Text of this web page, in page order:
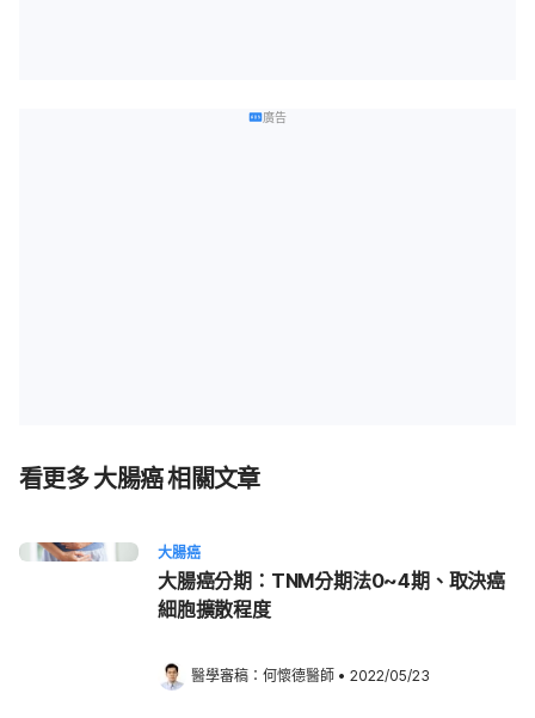
廣告
看更多 大腸癌 相關文章
大腸癌
大腸癌分期：TNM分期法0~4期、取決癌
細胞擴散程度
醫學審稿： 何懷德醫師 • 2022/05/23